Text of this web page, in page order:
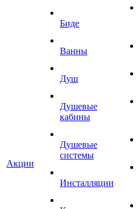
Акции
Биде
Ванны
Душ
Душевые
кабины
Душевые
системы
Инсталляции